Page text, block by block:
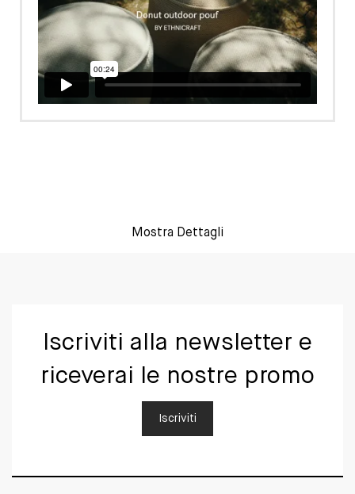
Mostra Dettagli
Iscriviti alla newsletter e
riceverai le nostre promo
Iscriviti